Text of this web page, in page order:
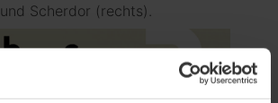
und Scherdor (rechts).